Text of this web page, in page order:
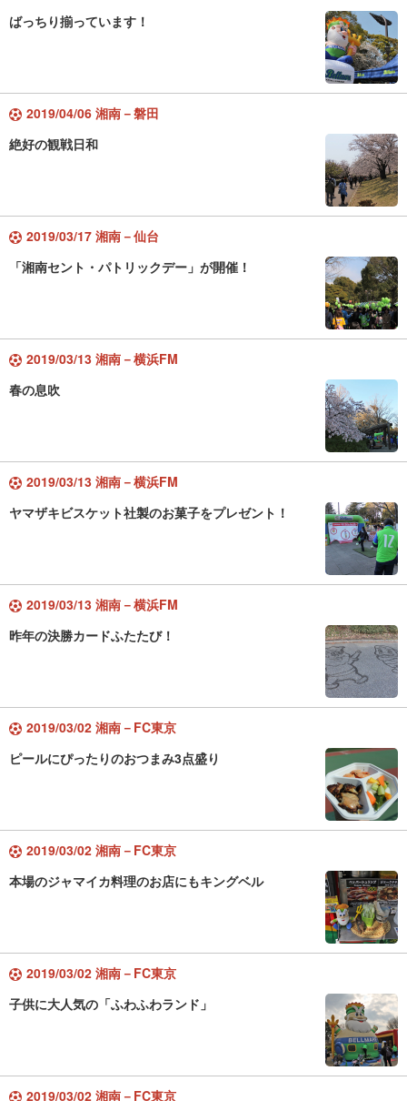
ばっちり揃っています！
2019/04/06 湘南－磐田
絶好の観戦日和
2019/03/17 湘南－仙台
「湘南セント・パトリックデー」が開催！
2019/03/13 湘南－横浜FM
春の息吹
2019/03/13 湘南－横浜FM
ヤマザキビスケット社製のお菓子をプレゼント！
2019/03/13 湘南－横浜FM
昨年の決勝カードふたたび！
2019/03/02 湘南－FC東京
ピールにぴったりのおつまみ3点盛り
2019/03/02 湘南－FC東京
本場のジャマイカ料理のお店にもキングベル
2019/03/02 湘南－FC東京
子供に大人気の「ふわふわランド」
2019/03/02 湘南－FC東京